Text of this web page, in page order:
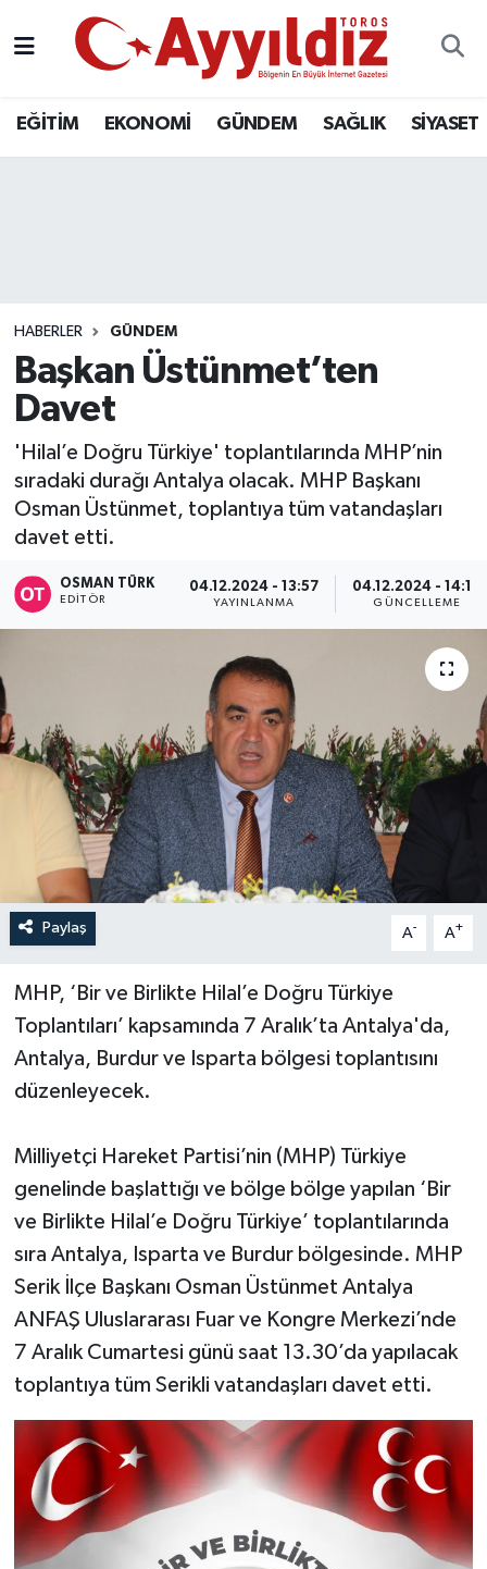
EĞİTİM EKONOMİ GÜNDEM SAĞLIK SİYASET
HABERLER GÜNDEM
Başkan Üstünmet’ten
Davet
'Hilal’e Doğru Türkiye' toplantılarında MHP’nin
sıradaki durağı Antalya olacak. MHP Başkanı
Osman Üstünmet, toplantıya tüm vatandaşları
davet etti.
OSMAN TÜRK
EDITÖR
04.12.2024 - 13:57
YAYINLANMA
04.12.2024 - 14:10
GÜNCELLEME
Paylaş A- A+
MHP, ‘Bir ve Birlikte Hilal’e Doğru Türkiye
Toplantıları’ kapsamında 7 Aralık’ta Antalya'da,
Antalya, Burdur ve Isparta bölgesi toplantısını
düzenleyecek.
Milliyetçi Hareket Partisi’nin (MHP) Türkiye
genelinde başlattığı ve bölge bölge yapılan ‘Bir
ve Birlikte Hilal’e Doğru Türkiye’ toplantılarında
sıra Antalya, Isparta ve Burdur bölgesinde. MHP
Serik İlçe Başkanı Osman Üstünmet Antalya
ANFAŞ Uluslararası Fuar ve Kongre Merkezi’nde
7 Aralık Cumartesi günü saat 13.30’da yapılacak
toplantıya tüm Serikli vatandaşları davet etti.